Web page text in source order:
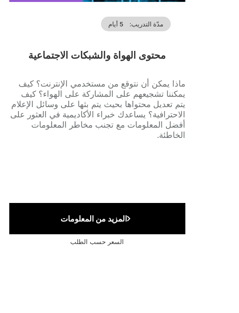
مدّة التدريب 5 أيام
محتوى الهواة والشبكات الاجتماعية
Accroche
ماذا يمكن أن نتوقع من مستخدمي الإنترنت؟ كيف
يمكننا تشجيعهم على المشاركة على الهواء؟ كيف
يتم تعديل محتواها بحيث يتم بثها على وسائل الإعلام
الاحترافية؟ يساعدك خبراء الأكاديمية في العثور على
أفضل المعلومات مع تجنب مخاطر المعلومات
الخاطئة.
المزيد من المعلومات
السعر حسب الطلب